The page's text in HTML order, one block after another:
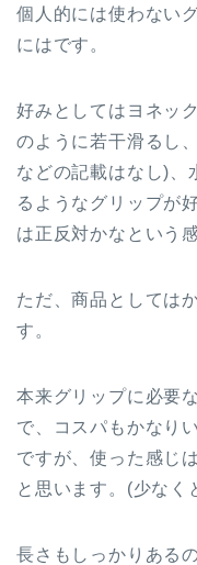
個人的には使わない
にはです。
好みとしてはヨネッ
のように若干滑るし
などの記載はなし)、
るようなグリップが
は正反対かなという
ただ、商品としては
す。
本来グリップに必要
で、コスパもかなり
ですが、使った感じ
と思います。(少なく
長さもしっかりある